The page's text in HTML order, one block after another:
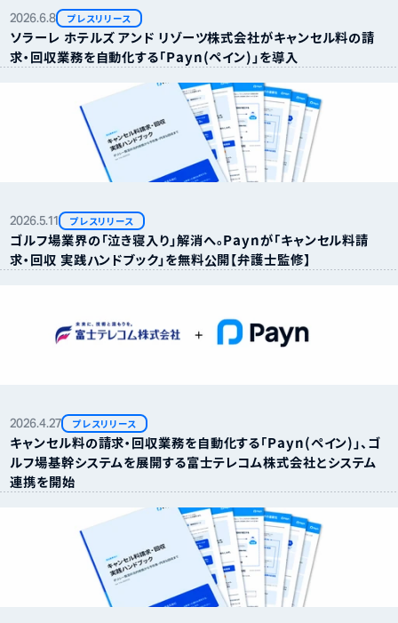
2026.6.8 プレスリリース
ソラーレ ホテルズ アンド リゾーツ株式会社がキャンセル料の請
求・回収業務を自動化する「Payn（ペイン）」を導入
2026.5.11 プレスリリース
ゴルフ場業界の「泣き寝入り」解消へ。Paynが「キャンセル料請
求・回収 実践ハンドブック」を無料公開【弁護士監修】
2026.4.27 プレスリリース
キャンセル料の請求・回収業務を自動化する「Payn（ペイン）」、ゴ
ルフ場基幹システムを展開する富士テレコム株式会社とシステム
連携を開始